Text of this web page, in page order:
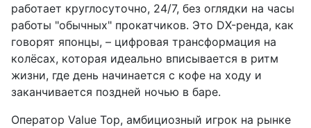
работает круглосуточно, 24/7, без оглядки на часы
работы "обычных" прокатчиков. Это DX-ренда, как
говорят японцы, – цифровая трансформация на
колёсах, которая идеально вписывается в ритм
жизни, где день начинается с кофе на ходу и
заканчивается поздней ночью в баре.
Оператор Value Top, амбициозный игрок на рынке